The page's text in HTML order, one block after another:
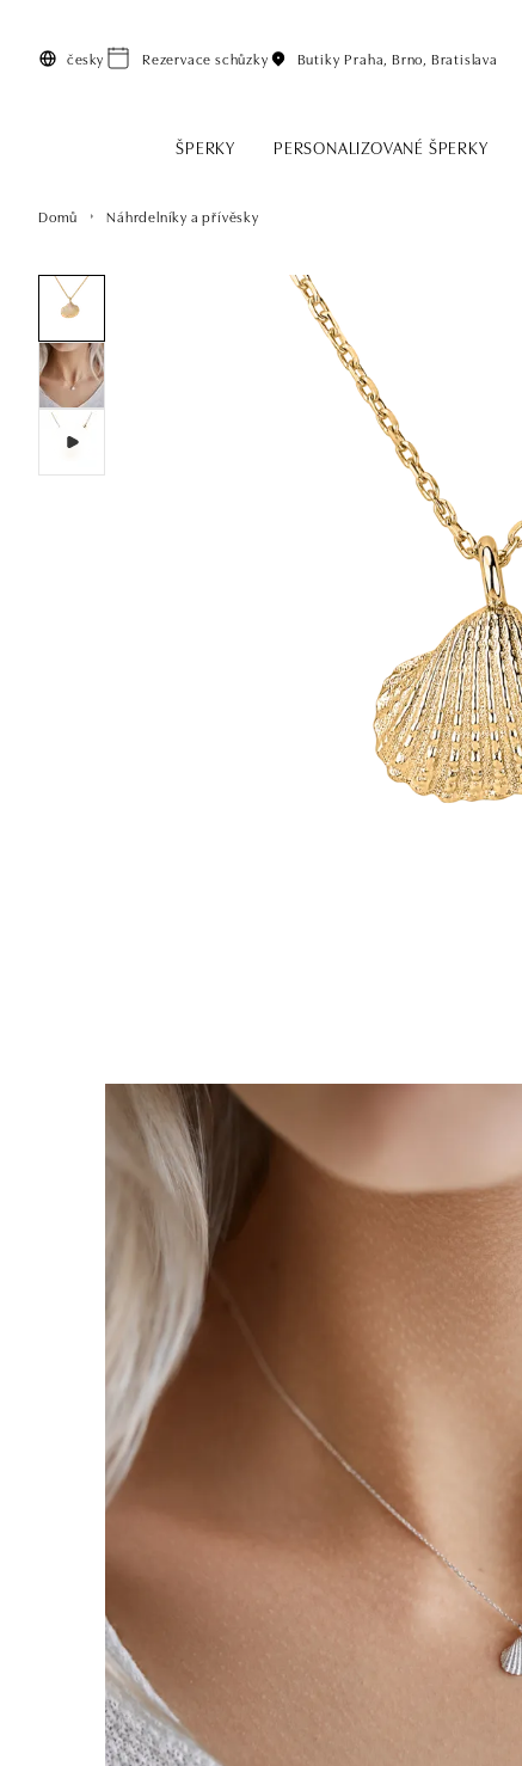
česky Rezervace schůzky Butiky Praha, Brno, Bratislava
ŠPERKY PERSONALIZOVANÉ ŠPERKY
Domů Náhrdelníky a přívěsky